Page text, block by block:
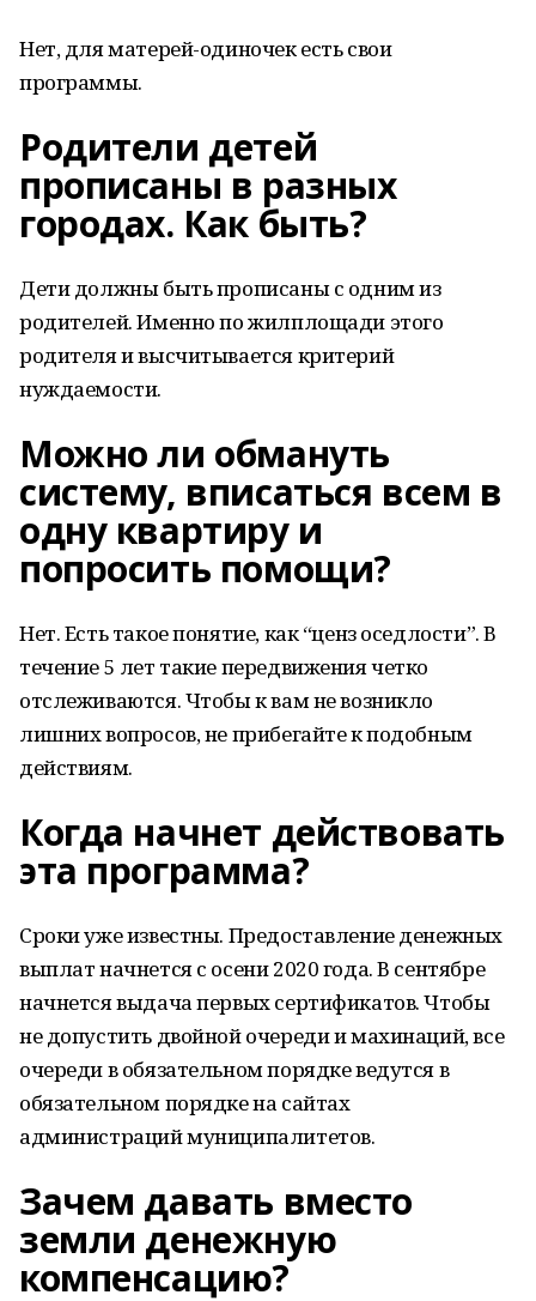
Нет, для матерей-одиночек есть свои
программы.
Родители детей
прописаны в разных
городах. Как быть?
Дети должны быть прописаны с одним из
родителей. Именно по жилплощади этого
родителя и высчитывается критерий
нуждаемости.
Можно ли обмануть
систему, вписаться всем в
одну квартиру и
попросить помощи?
Нет. Есть такое понятие, как “ценз оседлости”. В
течение 5 лет такие передвижения четко
отслеживаются. Чтобы к вам не возникло
лишних вопросов, не прибегайте к подобным
действиям.
Когда начнет действовать
эта программа?
Сроки уже известны. Предоставление денежных
выплат начнется с осени 2020 года. В сентябре
начнется выдача первых сертификатов. Чтобы
не допустить двойной очереди и махинаций, все
очереди в обязательном порядке ведутся в
обязательном порядке на сайтах
администраций муниципалитетов.
Зачем давать вместо
земли денежную
компенсацию?